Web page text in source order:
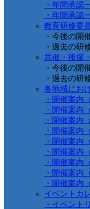
・年間承認
・年間承認
教育研修委
・今後の開
・過去の研
共催・後援
・今後の開
・過去の研
各地域にお
・開催案内
・開催案内
・開催案内
・開催案内
・開催案内
・開催案内
・開催案内
・開催案内
・開催案内
イベントカ
・イベント